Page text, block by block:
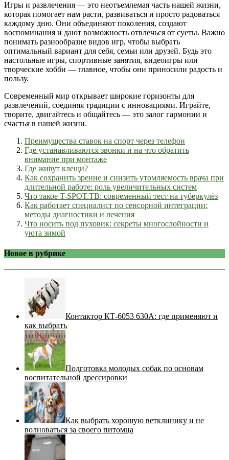
Игры и развлечения — это неотъемлемая часть нашей жизни,
которая помогает нам расти, развиваться и просто радоваться
каждому дню. Они объединяют поколения, создают
воспоминания и дают возможность отвлечься от суеты. Важно
понимать разнообразие видов игр, чтобы выбрать
оптимальный вариант для себя, семьи или друзей. Будь это
настольные игры, спортивные занятия, видеоигры или
творческие хобби — главное, чтобы они приносили радость и
пользу.
Современный мир открывает широкие горизонты для
развлечений, соединяя традиции с инновациями. Играйте,
творите, двигайтесь и общайтесь — это залог гармонии и
счастья в нашей жизни.
Преимущества ставок на спорт через телефон
Где устанавливаются звонки и на что обратить
внимание при монтаже
Где живут клещи?
Как сохранить зрение и снизить утомляемость врача при
длительной работе: роль увеличительных систем
Что такое T-SPOT.TB: современный тест на туберкулёз
Как работает специалист по сенсорной интеграции:
методы диагностики и лечения
Что носить под пуховик: секреты многослойности и
уюта зимой
Новое в рубрике
Контактор КТ-6053 630А: где применяют и
как выбрать
Подготовка молодых собак по основам
воспитательной дрессировки
Как выбрать хорошую ветклинику и не
волноваться за своего питомца